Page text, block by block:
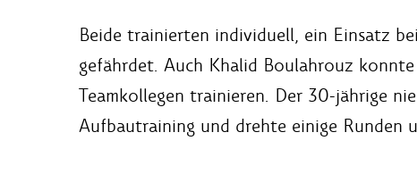
Beide trainierten individuell, ein Einsatz
gefährdet. Auch Khalid Boulahrouz
Teamkollegen trainieren. Der 30-jährige
Aufbautraining und drehte einige Runden